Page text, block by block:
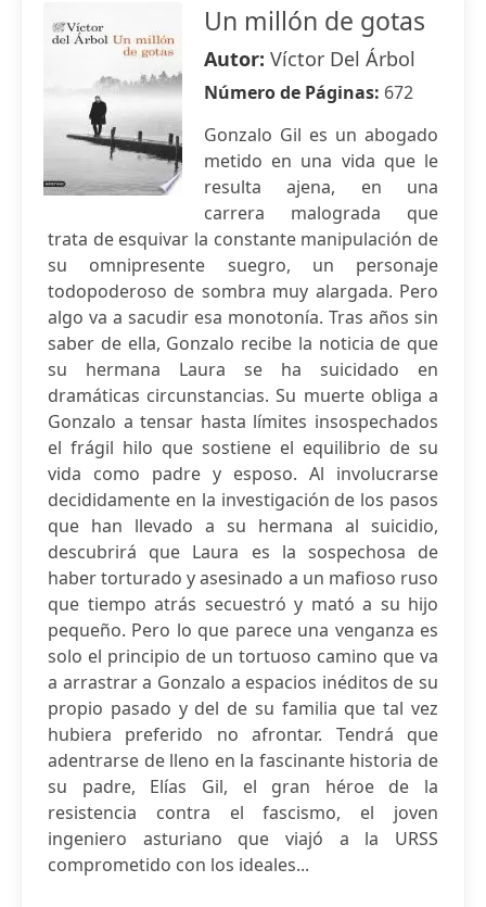
Un millón de gotas
Autor: Víctor Del Árbol
Número de Páginas: 672
Gonzalo Gil es un abogado
metido en una vida que le
resulta ajena, en una
carrera malograda que
trata de esquivar la constante manipulación de
su omnipresente suegro, un personaje
todopoderoso de sombra muy alargada. Pero
algo va a sacudir esa monotonía. Tras años sin
saber de ella, Gonzalo recibe la noticia de que
su hermana Laura se ha suicidado en
dramáticas circunstancias. Su muerte obliga a
Gonzalo a tensar hasta límites insospechados
el frágil hilo que sostiene el equilibrio de su
vida como padre y esposo. Al involucrarse
decididamente en la investigación de los pasos
que han llevado a su hermana al suicidio,
descubrirá que Laura es la sospechosa de
haber torturado y asesinado a un mafioso ruso
que tiempo atrás secuestró y mató a su hijo
pequeño. Pero lo que parece una venganza es
solo el principio de un tortuoso camino que va
a arrastrar a Gonzalo a espacios inéditos de su
propio pasado y del de su familia que tal vez
hubiera preferido no afrontar. Tendrá que
adentrarse de lleno en la fascinante historia de
su padre, Elías Gil, el gran héroe de la
resistencia contra el fascismo, el joven
ingeniero asturiano que viajó a la URSS
comprometido con los ideales...